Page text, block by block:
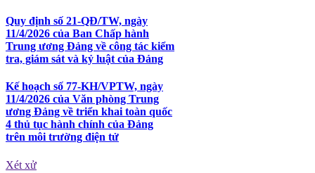
Quy định số 21-QĐ/TW, ngày
11/4/2026 của Ban Chấp hành
Trung ương Đảng về công tác kiểm
tra, giám sát và kỷ luật của Đảng
Kế hoạch số 77-KH/VPTW, ngày
11/4/2026 của Văn phòng Trung
ương Đảng về triển khai toàn quốc
4 thủ tục hành chính của Đảng
trên môi trường điện tử
Xét xử